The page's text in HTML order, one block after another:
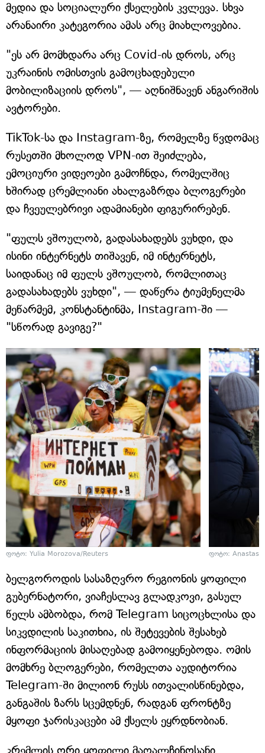
მედია და სოციალური ქსელების კვლევა. სხვა
არანაირი კატეგორია ამას არც მიახლოვებია.
"ეს არ მომხდარა არც Covid-ის დროს, არც
უკრაინის ომისთვის გამოცხადებული
მობილიზაციის დროს", — აღნიშნავენ ანგარიშის
ავტორები.
TikTok-სა და Instagram-ზე, რომელზე წვდომაც
რუსეთში მხოლოდ VPN-ით შეიძლება,
ემოციური ვიდეოები გამოჩნდა, რომელშიც
ხშირად ცრემლიანი ახალგაზრდა ბლოგერები
და ჩვეულებრივი ადამიანები ფიგურირებენ.
"ფულს ვშოულობ, გადასახადებს ვუხდი, და
ისინი ინტერნეტს თიშავენ, იმ ინტერნეტს,
საიდანაც იმ ფულს ვშოულობ, რომლითაც
გადასახადებს ვუხდი", — დაწერა ტიუმენელმა
მეწარმემ, კონსტანტინმა, Instagram-ში —
"სწორად გავიგე?"
ფოტო: Yulia Morozova/Reuters ფოტო:
ბელგოროდის სასაზღვრო რეგიონის ყოფილი
გუბერნატორი, ვიაჩესლავ გლადკოვი, გასულ
წელს ამბობდა, რომ Telegram სიცოცხლისა და
სიკვდილის საკითხია, ის შეტევების შესახებ
ინფორმაციის მისაღებად გამოიყენებოდა. ომის
მომხრე ბლოგერები, რომელთა აუდიტორია
Telegram-ში მილიონ რუსს ითვალისწინებდა,
განგაშის ზარს სცემდნენ, რადგან ფრონტზე
მყოფი ჯარისკაცები ამ ქსელს ეყრდნობიან.